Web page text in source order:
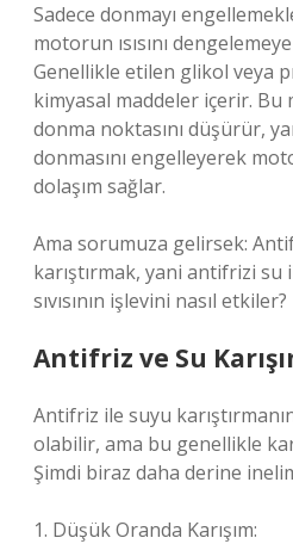
Sadece donmayı
motorun ısısını
Genellikle etilen glikol veya
kimyasal maddeler içerir. Bu
donma noktasını düşürür,
donmasını engelleyerek
dolaşım sağlar.
Ama sorumuza gelirsek:
karıştırmak, yani antifrizi
sıvısının işlevini nasıl etkiler?
Antifriz ve Su
Antifriz ile suyu
olabilir, ama bu genellikle
Şimdi biraz daha derine
1. Düşük Oranda Karışım: